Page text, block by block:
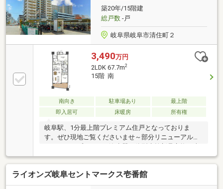
築20年/15階建
総戸数-戸
岐阜県岐阜市清住町２
3,490万円
2LDK 67.7m2
15階 南
南向き 駐車場あり
最上階
即入居可
床暖房 所有権
岐阜駅、1分最上階プレミアム住戸となっておりま
す。ぜひ現地ご覧くださいませ～部分リニューアル～
ガラストップコンロ・浄水器一体型水栓新品交換、南
面ウッドデッキ新設、浴室シャワーヘッド（リフ
ァ）、ホース新品交換、玄関ミラー新設◇玄関にはマ
ルチストッカー◇主寝室はゆとりの７帖◇広々パウダ
ールーム＆１４１８サイズの大型バスルーム◇リビン
ライオンズ岐阜セントマークス壱番館